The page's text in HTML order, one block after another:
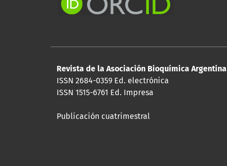
Revista de la Asociación Bioquímica Argentina
ISSN 2684-0359 Ed. electrónica
ISSN 1515-6761 Ed. Impresa
Publicación cuatrimestral